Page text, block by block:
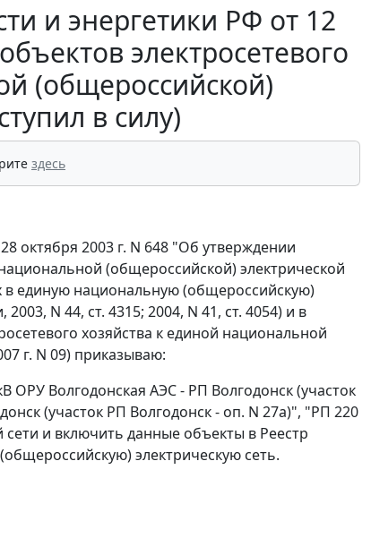
и энергетики РФ от 12
электросетевого
(общероссийской)
в силу)
здесь
октября 2003 г. N 648 "Об утверждении
(общероссийской) электрической
в единую национальную (общероссийскую)
N 44, ст. 4315; 2004, N 41, ст. 4054) и в
хозяйства к единой национальной
г. N 09) приказываю:
ОРУ Волгодонская АЭС - РП Волгодонск (участок
(участок РП Волгодонск - оп. N 27а)", "РП 220
и включить данные объекты в Реестр
электрическую сеть.